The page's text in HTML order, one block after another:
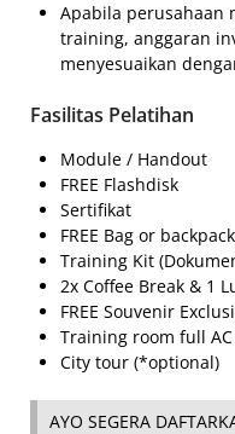
Apabila perusahaan
training, anggaran
menyesuaikan
Fasilitas Pelatihan
Module / Handout
FREE Flashdisk
Sertifikat
FREE Bag or
Training Kit
2x Coffee Break & 1
FREE Souvenir
Training room full
City tour (*optional)
AYO SEGERA